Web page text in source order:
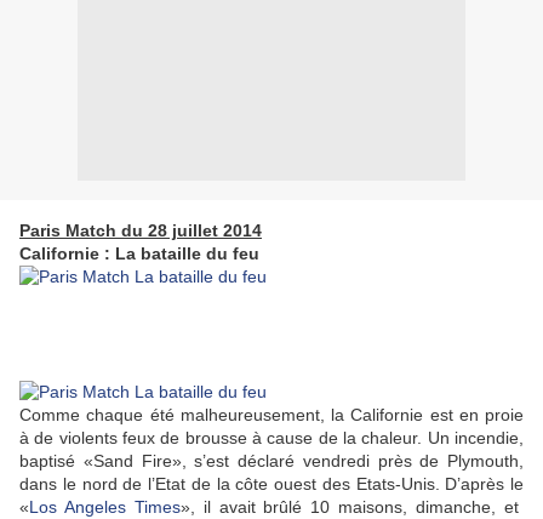
Paris Match du 28 juillet 2014
Californie : La bataille du feu
Comme chaque été malheureusement, la Californie est en proie
à de violents feux de brousse à cause de la chaleur. Un incendie,
baptisé «Sand Fire», s’est déclaré vendredi près de Plymouth,
dans le nord de l’Etat de la côte ouest des Etats-Unis. D’après le
«Los Angeles Times», il avait brûlé 10 maisons, dimanche, et